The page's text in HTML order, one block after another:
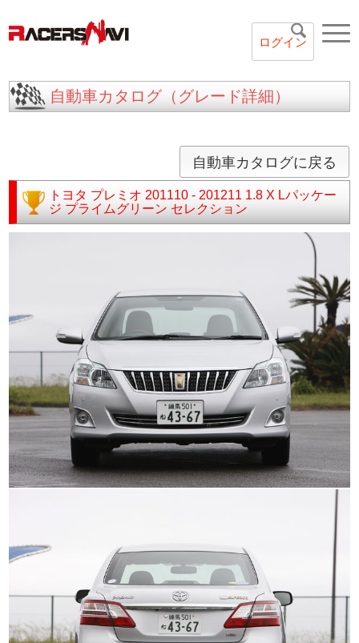
ログイン
自動車カタログ（グレード詳細）
自動車カタログに戻る
トヨタ プレミオ 201110 - 201211 1.8 X Lパッケー
ジ プライムグリーン セレクション